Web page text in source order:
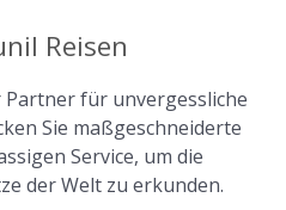
Reisen
für unvergessliche
Sie maßgeschneiderte
Service, um die
der Welt zu erkunden.